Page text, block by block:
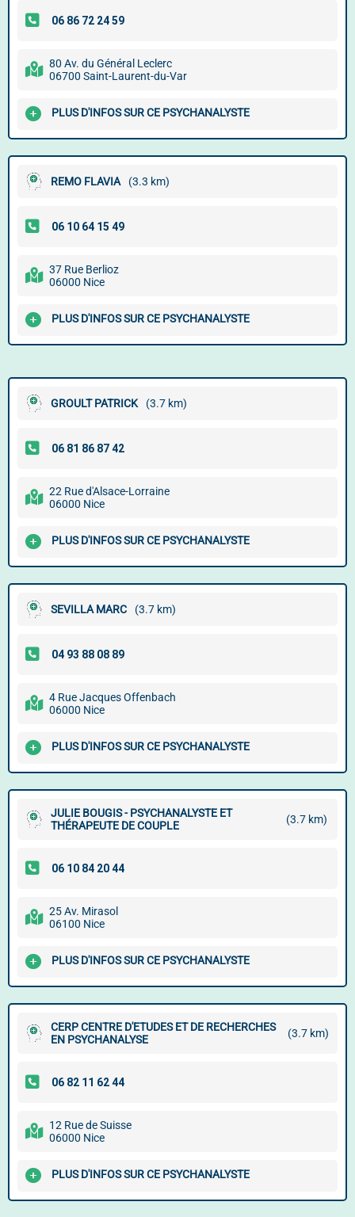
80 Av. du Général Leclerc
06700 Saint-Laurent-du-Var
PLUS D'INFOS SUR CE PSYCHANALYSTE
REMO FLAVIA (3.3 km)
37 Rue Berlioz
06000 Nice
PLUS D'INFOS SUR CE PSYCHANALYSTE
GROULT PATRICK (3.7 km)
22 Rue d'Alsace-Lorraine
06000 Nice
PLUS D'INFOS SUR CE PSYCHANALYSTE
SEVILLA MARC (3.7 km)
4 Rue Jacques Offenbach
06000 Nice
PLUS D'INFOS SUR CE PSYCHANALYSTE
JULIE BOUGIS - PSYCHANALYSTE ET
THÉRAPEUTE DE COUPLE
(3.7 km)
25 Av. Mirasol
06100 Nice
PLUS D'INFOS SUR CE PSYCHANALYSTE
CERP CENTRE D'ETUDES ET DE RECHERCHES
EN PSYCHANALYSE
(3.7 km)
12 Rue de Suisse
06000 Nice
PLUS D'INFOS SUR CE PSYCHANALYSTE